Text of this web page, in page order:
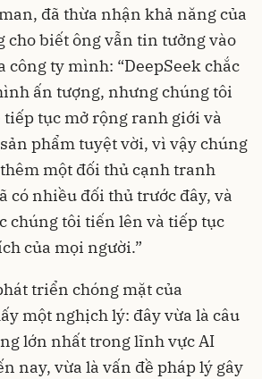
đã thừa nhận khả năng của
cho biết ông vẫn tin tưởng vào
công ty mình: “DeepSeek chắc
ấn tượng, nhưng chúng tôi
tục mở rộng ranh giới và
phẩm tuyệt vời, vì vậy chúng
một đối thủ cạnh tranh
có nhiều đối thủ trước đây, và
chúng tôi tiến lên và tiếp tục
của mọi người.”
triển chóng mặt của
một nghịch lý: đây vừa là câu
lớn nhất trong lĩnh vực AI
nay, vừa là vấn đề pháp lý gây